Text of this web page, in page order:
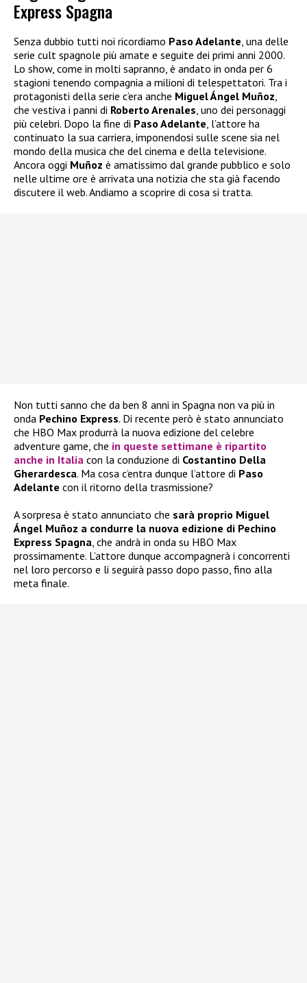
Express Spagna
Senza dubbio tutti noi ricordiamo Paso Adelante, una delle
serie cult spagnole più amate e seguite dei primi anni 2000.
Lo show, come in molti sapranno, è andato in onda per 6
stagioni tenendo compagnia a milioni di telespettatori. Tra i
protagonisti della serie c’era anche Miguel Ángel Muñoz,
che vestiva i panni di Roberto Arenales, uno dei personaggi
più celebri. Dopo la fine di Paso Adelante, l’attore ha
continuato la sua carriera, imponendosi sulle scene sia nel
mondo della musica che del cinema e della televisione.
Ancora oggi Muñoz è amatissimo dal grande pubblico e solo
nelle ultime ore è arrivata una notizia che sta già facendo
discutere il web. Andiamo a scoprire di cosa si tratta.
Non tutti sanno che da ben 8 anni in Spagna non va più in
onda Pechino Express. Di recente però è stato annunciato
che HBO Max produrrà la nuova edizione del celebre
adventure game, che in queste settimane è ripartito
anche in Italia con la conduzione di Costantino Della
Gherardesca. Ma cosa c’entra dunque l’attore di Paso
Adelante con il ritorno della trasmissione?
A sorpresa è stato annunciato che sarà proprio Miguel
Ángel Muñoz a condurre la nuova edizione di Pechino
Express Spagna, che andrà in onda su HBO Max
prossimamente. L’attore dunque accompagnerà i concorrenti
nel loro percorso e li seguirà passo dopo passo, fino alla
meta finale.